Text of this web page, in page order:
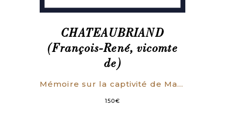
CHATEAUBRIAND
(François-René, vicomte
de)
Mémoire sur la captivité de Madame la duchesse de Berry.
150€